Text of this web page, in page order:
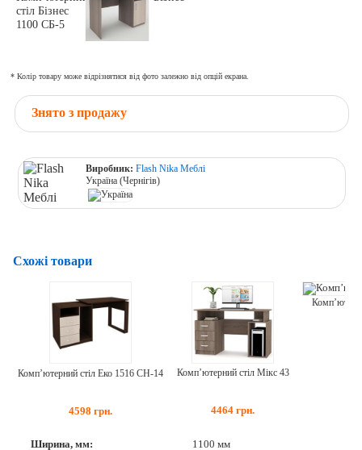
* Колір товару може відрізнятися від фото залежно від опцій екрана.
Знято з продажу
Виробник:Flash Nika Меблі
Україна (Чернігів)
Схожі товари
Комп’ютерний стіл Еко 1516 СН-14
4598 грн.
Комп’ютерний стіл Мікс 43
4464 грн.
Ширина, мм:
1100 мм